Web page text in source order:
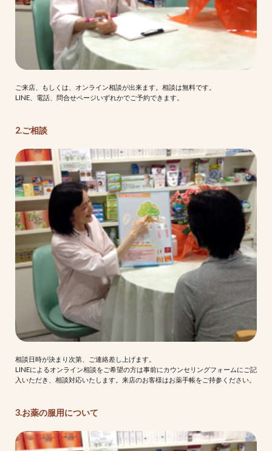
ご来店、もしくは、オンライン相談が出来ます。相談は無料です。
LINE、電話、問合せページいずれかでご予約できます。
2.ご相談
相談日時が決まり次第、ご連絡差し上げます。
LINEによるオンライン相談をご希望の方は事前にカウンセリングフォームにご記
入いただき、相談対応いたします。来店のお客様はお薬手帳をご持参ください。
3.お薬の服用について